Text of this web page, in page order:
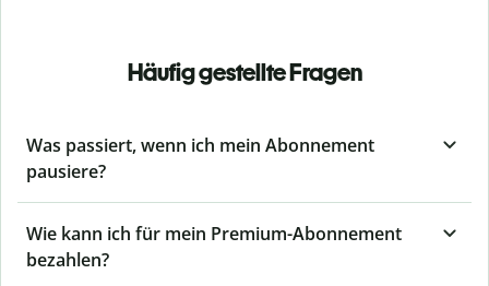
Häufig gestellte Fragen
Was passiert, wenn ich mein Abonnement
pausiere?
Wie kann ich für mein Premium-Abonnement
bezahlen?